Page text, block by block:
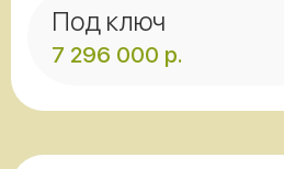
Под ключ
7 296 000 р.